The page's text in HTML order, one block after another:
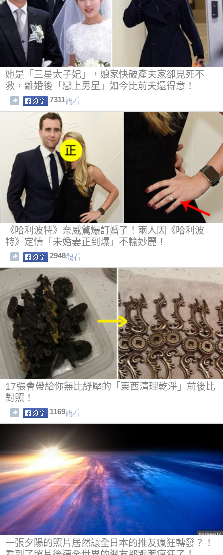
她是「三星太子妃」，娘家快破產夫家卻見死不
救，離婚後「戀上男星」如今比前夫還得意！
7311觀看
《哈利波特》奈威驚爆訂婚了！兩人因《哈利波
特》定情「未婚妻正到爆」不輸妙麗！
2948觀看
17張會帶給你無比紓壓的「東西清理乾淨」前後比
對照！
1169觀看
一張夕陽的照片居然讓全日本的推友瘋狂轉發？！